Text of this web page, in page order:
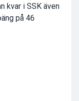
kvar i SSK även
på 46